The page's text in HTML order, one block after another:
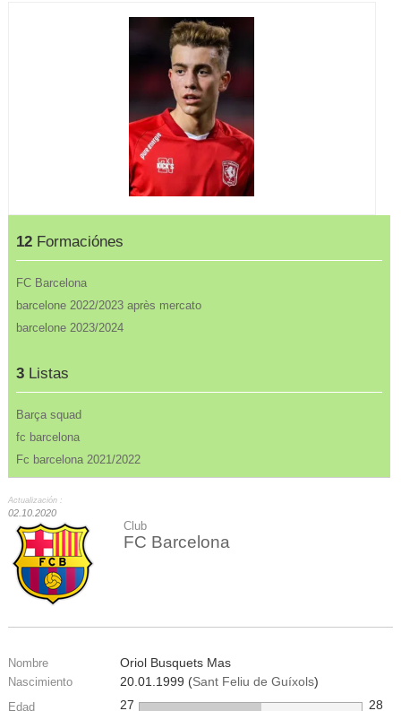
12 Formaciónes
FC Barcelona
barcelone 2022/2023 après mercato
barcelone 2023/2024
3 Listas
Barça squad
fc barcelona
Fc barcelona 2021/2022
Actualización :
02.10.2020
Club
FC Barcelona
Nombre Oriol Busquets Mas
Nascimiento 20.01.1999 (Sant Feliu de Guíxols)
Edad 27 28